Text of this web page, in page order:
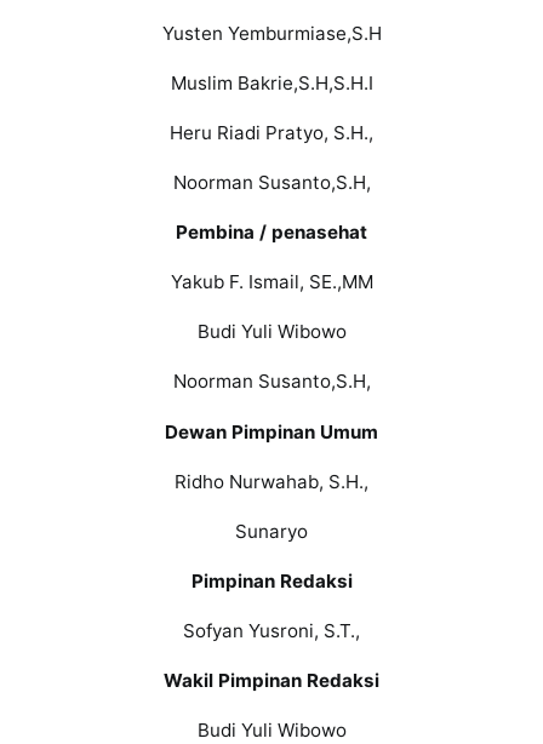
Yusten Yemburmiase,S.H
Muslim Bakrie,S.H,S.H.I
Heru Riadi Pratyo, S.H.,
Noorman Susanto,S.H,
Pembina / penasehat
Yakub F. Ismail, SE.,MM
Budi Yuli Wibowo
Noorman Susanto,S.H,
Dewan Pimpinan Umum
Ridho Nurwahab, S.H.,
Sunaryo
Pimpinan Redaksi
Sofyan Yusroni, S.T.,
Wakil Pimpinan Redaksi
Budi Yuli Wibowo